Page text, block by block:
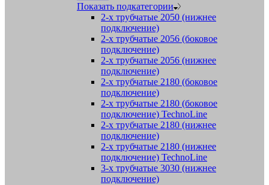
Показать подкатегории
2-х трубчатые 2050 (нижнее
подключение)
2-х трубчатые 2056 (боковое
подключение)
2-х трубчатые 2056 (нижнее
подключение)
2-х трубчатые 2180 (боковое
подключение)
2-х трубчатые 2180 (боковое
подключение) TechnoLine
2-х трубчатые 2180 (нижнее
подключение)
2-х трубчатые 2180 (нижнее
подключение) TechnoLine
3-х трубчатые 3030 (нижнее
подключение)